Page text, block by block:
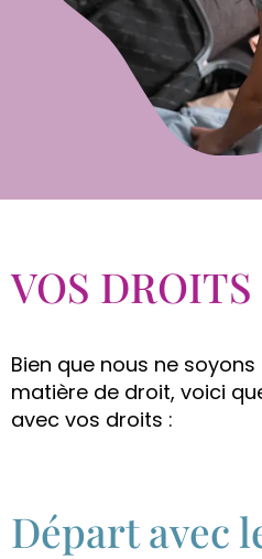
VOS DROITS
Bien que nous ne
matière de droit, voici
avec vos droits :
Départ avec